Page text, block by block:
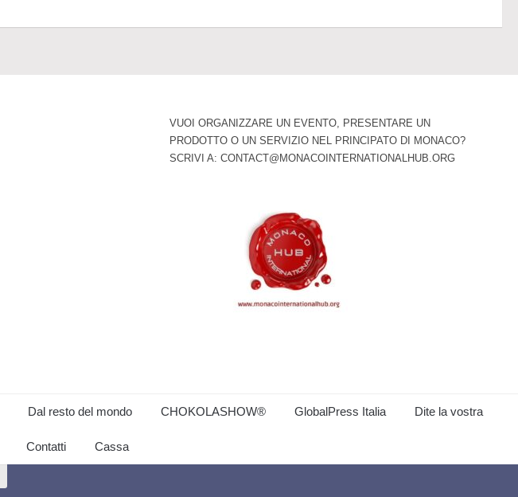
VUOI ORGANIZZARE UN EVENTO, PRESENTARE UN
PRODOTTO O UN SERVIZIO NEL PRINCIPATO DI MONACO?
SCRIVI A: CONTACT@MONACOINTERNATIONALHUB.ORG
Dal resto del mondo CHOKOLASHOW® GlobalPress Italia Dite la vostra
Contatti Cassa